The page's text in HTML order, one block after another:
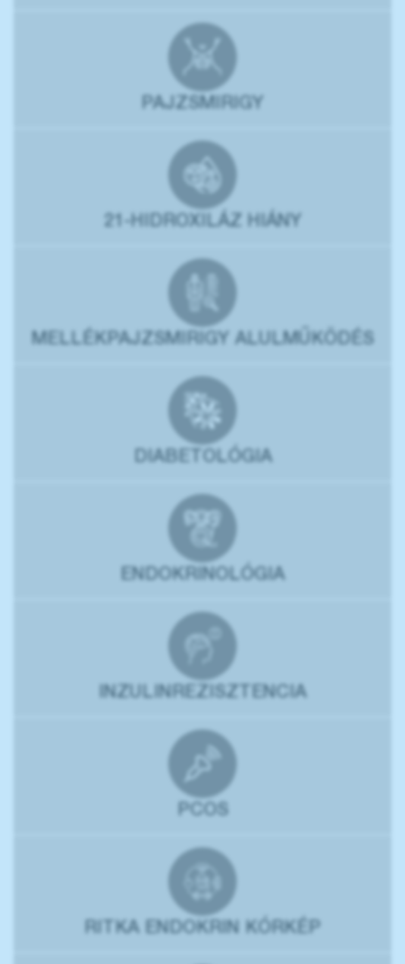
PAJZSMIRIGY
21-HIDROXILÁZ HIÁNY
MELLÉKPAJZSMIRIGY ALULMŰKÖDÉS
DIABETOLÓGIA
ENDOKRINOLÓGIA
INZULINREZISZTENCIA
PCOS
RITKA ENDOKRIN KÓRKÉP